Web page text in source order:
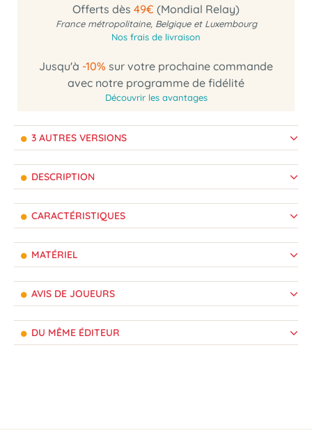
Offerts dès 49€ (Mondial Relay)
France métropolitaine, Belgique et Luxembourg
Nos frais de livraison
Jusqu'à -10% sur votre prochaine commande
avec notre programme de fidélité
Découvrir les avantages
3 AUTRES VERSIONS
DESCRIPTION
CARACTÉRISTIQUES
MATÉRIEL
AVIS DE JOUEURS
DU MÊME ÉDITEUR